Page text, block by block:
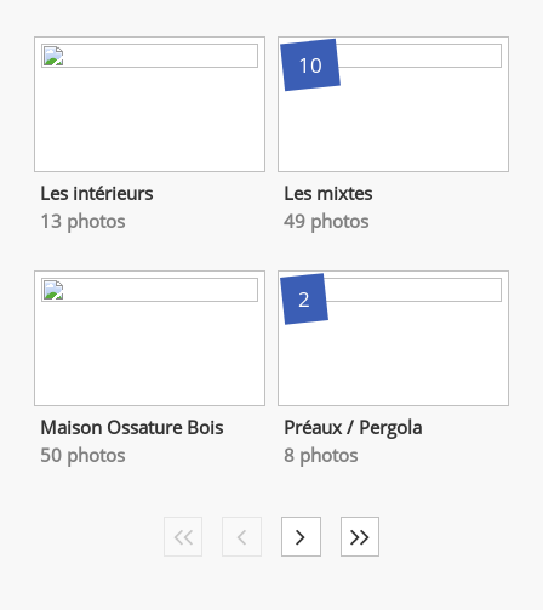
Les intérieurs
13 photos
10
Les mixtes
49 photos
Maison Ossature Bois
50 photos
2
Préaux / Pergola
8 photos